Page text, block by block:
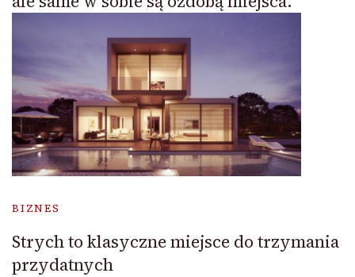
BIZNES
Strych to klasyczne miejsce do trzymania
przydatnych